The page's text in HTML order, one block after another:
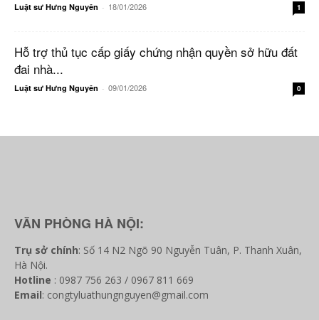
Luật sư Hưng Nguyên - 18/01/2026 1
Hỗ trợ thủ tục cấp giấy chứng nhận quyền sở hữu đất
đai nhà...
Luật sư Hưng Nguyên - 09/01/2026 0
VĂN PHÒNG HÀ NỘI:
Trụ sở chính: Số 14 N2 Ngõ 90 Nguyễn Tuân, P. Thanh Xuân,
Hà Nội.
Hotline : 0987 756 263 / 0967 811 669
Email: congtyluathungnguyen@gmail.com